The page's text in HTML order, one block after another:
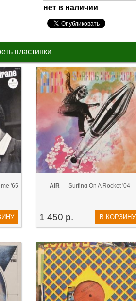
нет в наличии
пластинки
'65 AIR — Surfing On A Rocket '04
1 450 р. В КОРЗИНУ